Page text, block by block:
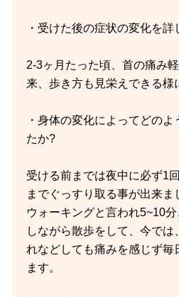
・受けた後の症状の変化を
2-3ヶ月たった頃、首の痛み
来、歩き方も見栄えできる様
・身体の変化によってどの
たか?
受ける前までは夜中に必ず1
までぐっすり取る事が出来ま
ウォーキングと言われ5~10
しながら散歩をして、今では
れなどしても痛みを感じず毎
ます。